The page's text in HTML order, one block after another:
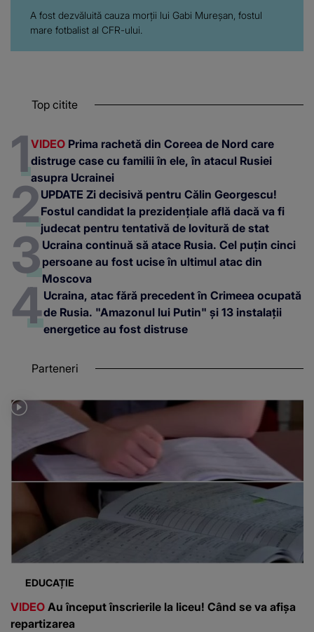
A fost dezvăluită cauza morții lui Gabi Mureșan, fostul
mare fotbalist al CFR-ului.
Top citite
VIDEO Prima rachetă din Coreea de Nord care
distruge case cu familii în ele, în atacul Rusiei
asupra Ucrainei
UPDATE Zi decisivă pentru Călin Georgescu!
Fostul candidat la prezidențiale află dacă va fi
judecat pentru tentativă de lovitură de stat
Ucraina continuă să atace Rusia. Cel puțin cinci
persoane au fost ucise în ultimul atac din
Moscova
Ucraina, atac fără precedent în Crimeea ocupată
de Rusia. "Amazonul lui Putin" și 13 instalații
energetice au fost distruse
Parteneri
EDUCAȚIE
VIDEO Au început înscrierile la liceu! Când se va afișa
repartizarea